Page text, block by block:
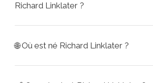
Richard Linklater ?
🌐Où est né Richard Linklater ?